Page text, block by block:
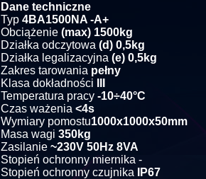
Dane techniczne
Typ 4BA1500NA -A+
Obciążenie (max) 1500kg
Działka odczytowa (d) 0,5kg
Działka legalizacyjna (e) 0,5kg
Zakres tarowania pełny
Klasa dokładności
Temperatura pracy -10÷40°C
Czas ważenia <4s
Wymiary pomostu1000x1000x50mm
Masa wagi 350kg
Zasilanie ~230V 50Hz 8VA
Stopień ochronny miernika -
Stopień ochronny czujnika
IP67